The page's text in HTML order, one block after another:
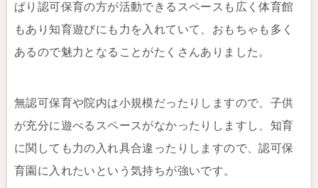
ぱり認可保育の方が活動できるスペースも広く体育館
もあり知育遊びにも力を入れていて、おもちゃも多く
あるので魅力となることがたくさんありました。
無認可保育や院内は小規模だったりしますので、子供
が充分に遊べるスペースがなかったりしますし、知育
に関しても力の入れ具合違ったりしますので、認可保
育園に入れたいという気持ちが強いです。